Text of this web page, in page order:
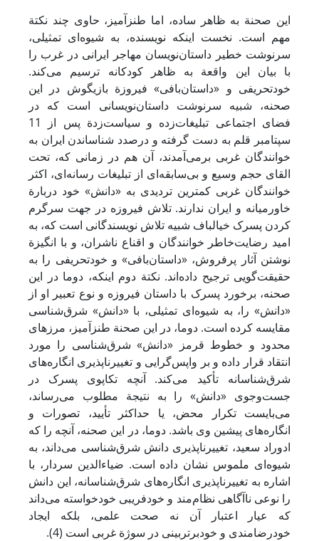
این صحنة به ظاهر ساده، اما طنزآمیز، حاوی چند نکتة
مهم است. نخست اینکه نویسنده، به شیوه‌ای تمثیلی،
سرنوشت خطیر داستان‌نویسان مهاجر ایرانی در غرب را
با بیان این واقعة به ظاهر کودکانه ترسیم می‌کند.
خودتحریفی و «داستان‌بافی» فیروزة بازیگوش در این
صحنه، شبیه سرنوشت داستان‌نویسانی است که در
فضای اجتماعی تبلیغات‌زده و سیاست‌زدة پس از 11
سپتامبر قلم به دست گرفته و درصدد شناساندن ایران به
خوانندگان غربی برمی‌آمدند، آن هم در زمانی که، تحت
القای حجم وسیع و بی‌سابقه‌ای از تبلیغات رسانه‌ای، اکثر
خوانندگان غربی کمترین تردیدی به «دانش» خود دربارة
خاورمیانه و ایران ندارند. تلاش فیروزه در جهت سرگرم
کردن پسرک خیالباف شبیه تلاش نویسندگانی است که، به
امید رضایت‌خاطر خوانندگان و اقناع ناشران، و با انگیزة
نوشتن آثار پرفروش، «داستان‌بافی» و خودتحریفی را به
حقیقت‌گویی ترجیح داده‌اند. نکتة دوم اینکه، دوما در این
صحنه، برخورد پسرک با داستان فیروزه و نوع تعبیر او از
«دانش» را، به شیوه‌ای تمثیلی، با «دانش» شرق‌شناسی
مقایسه کرده است. دوما، در این صحنة طنزآمیز، مرزهای
محدود و خطوط قرمز «دانش» شرق‌شناسی را مورد
انتقاد قرار داده و بر واپس‌گرایی و تغییرناپذیری انگاره‌های
شرق‌شناسانه تأکید می‌کند. آنچه تکاپوی پسرک در
جست‌وجوی «دانش» را به نتیجة مطلوب می‌رساند،
می‌بایست تکرار محض، یا حداکثر تأیید، تصورات و
انگاره‌های پیشین وی باشد. دوما، در این صحنه، آنچه را که
ادوراد سعید، تغییرناپذیری دانش شرق‌شناسی می‌داند، به
شیوه‌ای ملموس نشان داده است. ضیاءالدین سردار، با
اشاره به تغییرناپذیری انگاره‌های شرق‌شناسانه، این دانش
را نوعی ناآگاهی نظام‌مند و خودفریبی خودخواسته می‌داند
که عیار اعتبار آن نه صحت علمی، بلکه ایجاد
خودرضامندی و خودبرتربینی در سوژة غربی است (4).